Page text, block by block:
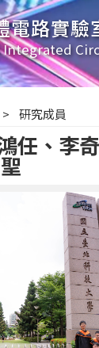
電路實驗
Integrated
研究成員
任、李